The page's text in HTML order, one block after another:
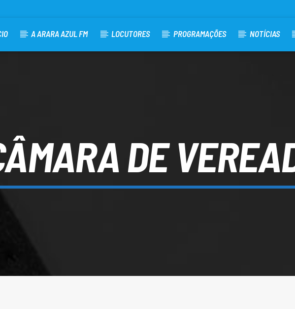
A ARARA AZUL FM LOCUTORES PROGRAMAÇÕES NOTÍCIAS
DE